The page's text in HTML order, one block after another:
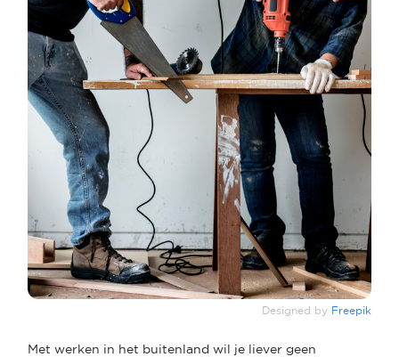
Designed by Freepik
Met werken in het buitenland wil je liever geen